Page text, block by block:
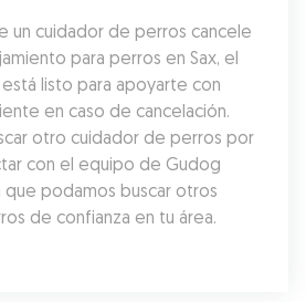
un cuidador de perros cancele
para perros en Sax, el
listo para apoyarte con
en caso de cancelación.
otro cuidador de perros por
con el equipo de Gudog
podamos buscar otros
de confianza en tu área.